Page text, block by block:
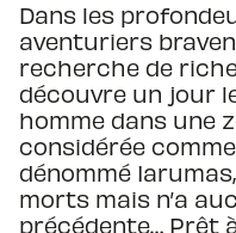
Dans les
aventuriers
recherche de
découvre un jour
homme dans une
considérée
dénommé
morts mais n’a
précédente… Prêt